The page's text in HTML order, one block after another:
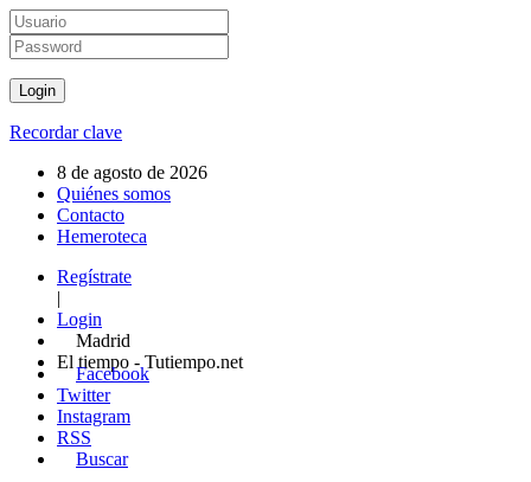
Recordar clave
8 de agosto de 2026
Quiénes somos
Contacto
Hemeroteca
Regístrate
|
Login
Madrid
El tiempo - Tutiempo.net
Facebook
Twitter
Instagram
RSS
Buscar